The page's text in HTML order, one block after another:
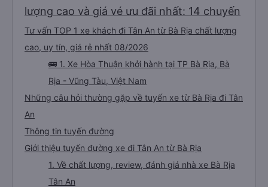
lượng cao và giá vé ưu đãi nhất: 14 chuyến
Tư vấn TOP 1 xe khách đi Tân An từ Bà Rịa chất lượng
cao, uy tín, giá rẻ nhất 08/2026
🚌 1. Xe Hòa Thuận khởi hành tại TP Bà Rịa, Bà
Rịa - Vũng Tàu, Việt Nam
Những câu hỏi thường gặp về tuyến xe từ Bà Rịa đi Tân
An
Thông tin tuyến đường
Giới thiệu tuyến đường xe đi Tân An từ Bà Rịa
1. Về chất lượng, review, đánh giá nhà xe Bà Rịa
Tân An